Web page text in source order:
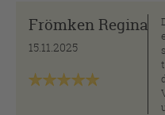
Frömken Regina
15.11.2025